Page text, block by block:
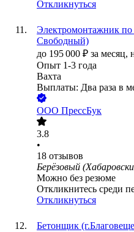
Откликнуться
Электромонтажник по
Свободный)
до 195 000 ₽ за месяц,
Опыт 1-3 года
Вахта
Выплаты: Два раза в
ООО ПрессБук
3.8
•
18 отзывов
Берёзовый
Можно без резюме
Откликнитесь среди
Откликнуться
Бетонщик